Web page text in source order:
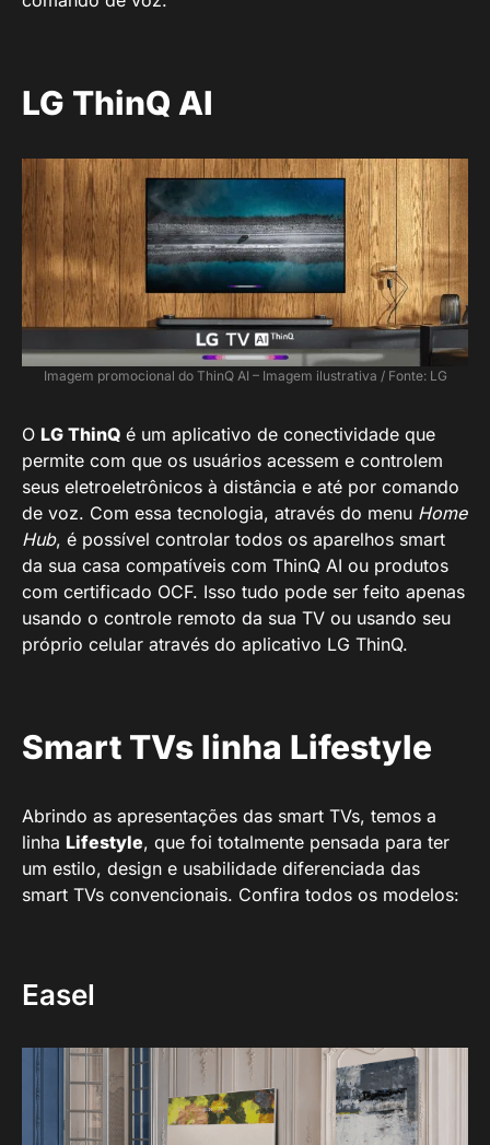
LG ThinQ AI
Imagem promocional do ThinQ AI – Imagem ilustrativa / Fonte: LG
O LG ThinQ é um aplicativo de conectividade que
permite com que os usuários acessem e controlem
seus eletroeletrônicos à distância e até por comando
de voz. Com essa tecnologia, através do menu Home
Hub, é possível controlar todos os aparelhos smart
da sua casa compatíveis com ThinQ AI ou produtos
com certificado OCF. Isso tudo pode ser feito apenas
usando o controle remoto da sua TV ou usando seu
próprio celular através do aplicativo LG ThinQ.
Smart TVs linha Lifestyle
Abrindo as apresentações das smart TVs, temos a
linha Lifestyle, que foi totalmente pensada para ter
um estilo, design e usabilidade diferenciada das
smart TVs convencionais. Confira todos os modelos:
Easel